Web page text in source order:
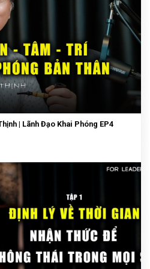
| Lãnh Đạo Khai Phóng EP4